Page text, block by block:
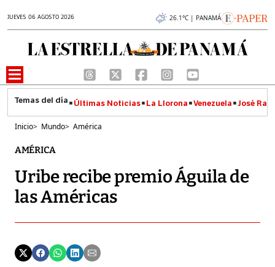
JUEVES 06 AGOSTO 2026 26.1°C | PANAMÁ
Últimas Noticias La Llorona Venezuela José
Inicio> Mundo> América
AMÉRICA
Uribe recibe premio Águila de
las Américas